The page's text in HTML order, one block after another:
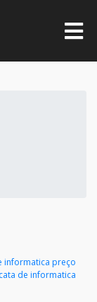
informatica preço
de informatica